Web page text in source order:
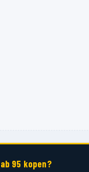
95 kopen?